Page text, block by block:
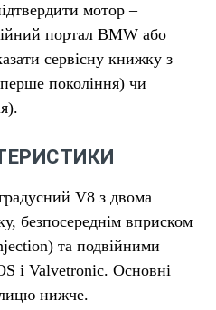
мотор –
портал BMW або
сервісну книжку з
покоління) чи
V8 з двома
безпосереднім вприском
та подвійними
і Valvetronic. Основні
нижче.